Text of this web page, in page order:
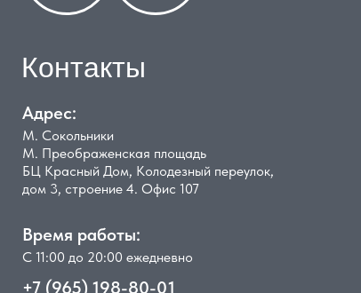
Контакты
Адрес:
М. Сокольники
М. Преображенская площадь
БЦ Красный Дом, Колодезный переулок,
дом 3, строение 4. Офис 107
Время работы:
С 11:00 до 20:00 ежедневно
+7 (965) 198-80-01